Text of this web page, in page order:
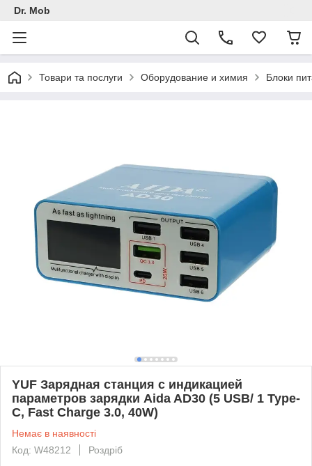
Dr. Mob
Товари та послуги Оборудование и химия Блоки
YUF Зарядная станция с индикацией
параметров зарядки Aida AD30 (5 USB/ 1 Type-
C, Fast Charge 3.0, 40W)
Немає в наявності
Код: W48212
Роздріб